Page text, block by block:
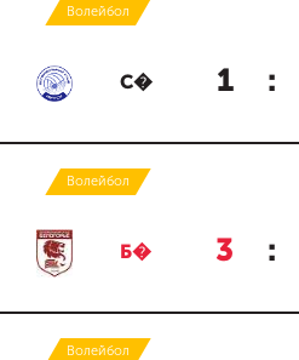
Волейбол
С� 1 :
Волейбол
Б� 3 :
Волейбол